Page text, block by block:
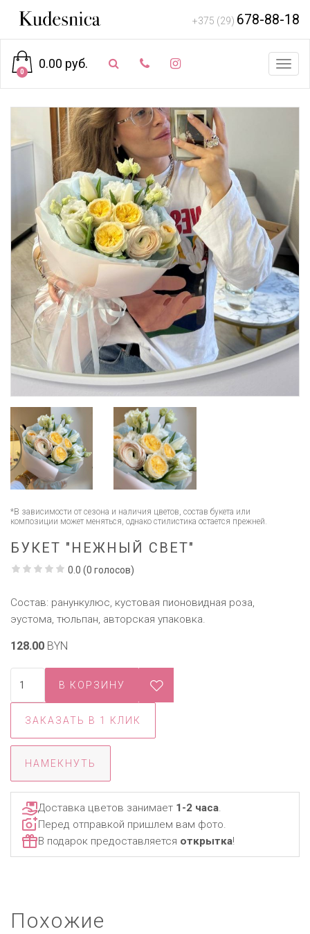
+375 (29) 678-88-18
0
0.00 руб.
*В зависимости от сезона и наличия цветов, состав букета или
композиции может меняться, однако стилистика остается прежней.
БУКЕТ "НЕЖНЫЙ СВЕТ"
0.0 (0 голосов)
Состав: ранункулюс, кустовая пионовидная роза,
эустома, тюльпан, авторская упаковка.
128.00 BYN
ЗАКАЗАТЬ В 1 КЛИК
НАМЕКНУТЬ
Доставка цветов занимает 1-2 часа.
Перед отправкой пришлем вам фото.
В подарок предоставляется открытка!
Похожие